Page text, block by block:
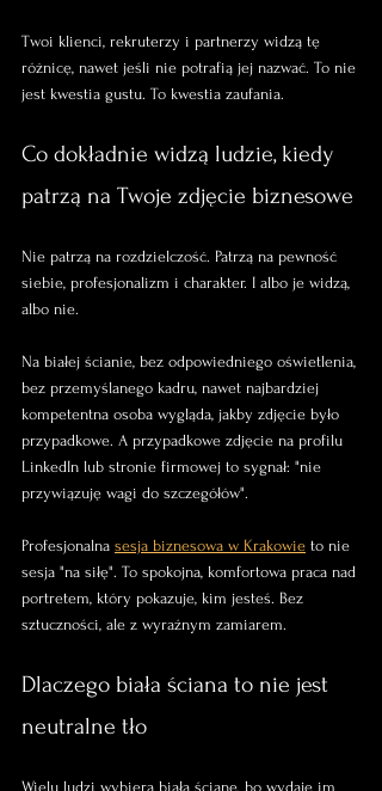
Twoi klienci, rekruterzy i partnerzy widzą tę
różnicę, nawet jeśli nie potrafią jej nazwać. To nie
jest kwestia gustu. To kwestia zaufania.
Co dokładnie widzą ludzie, kiedy
patrzą na Twoje zdjęcie biznesowe
Nie patrzą na rozdzielczość. Patrzą na pewność
siebie, profesjonalizm i charakter. I albo je widzą,
albo nie.
Na białej ścianie, bez odpowiedniego oświetlenia,
bez przemyślanego kadru, nawet najbardziej
kompetentna osoba wygląda, jakby zdjęcie było
przypadkowe. A przypadkowe zdjęcie na profilu
LinkedIn lub stronie firmowej to sygnał: "nie
przywiązuję wagi do szczegółów".
Profesjonalna sesja biznesowa w Krakowie to nie
sesja "na siłę". To spokojna, komfortowa praca nad
portretem, który pokazuje, kim jesteś. Bez
sztuczności, ale z wyraźnym zamiarem.
Dlaczego biała ściana to nie jest
neutralne tło
Wielu ludzi wybiera białą ścianę, bo wydaje im